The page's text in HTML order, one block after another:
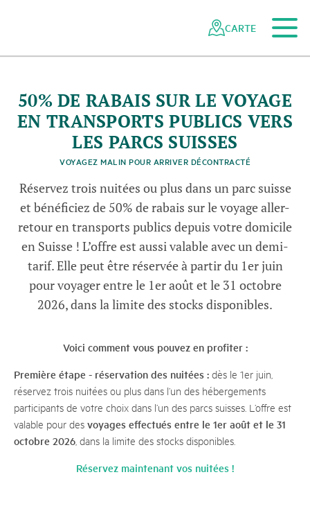
réseau
suisses
CARTE
50% DE RABAIS SUR LE VOYAGE
EN TRANSPORTS PUBLICS VERS
LES PARCS SUISSES
VOYAGEZ MALIN POUR ARRIVER DÉCONTRACTÉ
Réservez trois nuitées ou plus dans un parc suisse
et bénéficiez de 50% de rabais sur le voyage aller-
retour en transports publics depuis votre domicile
en Suisse ! L’offre est aussi valable avec un demi-
tarif. Elle peut être réservée à partir du 1er juin
pour voyager entre le 1er août et le 31 octobre
2026, dans la limite des stocks disponibles.
Voici comment vous pouvez en profiter :
Première étape - réservation des nuitées : dès le 1er juin,
réservez trois nuitées ou plus dans l’un des hébergements
participants de votre choix dans l’un des parcs suisses. L’offre est
valable pour des voyages effectués entre le 1er août et le 31
octobre 2026 , dans la limite des stocks disponibles.
Réservez maintenant vos nuitées !